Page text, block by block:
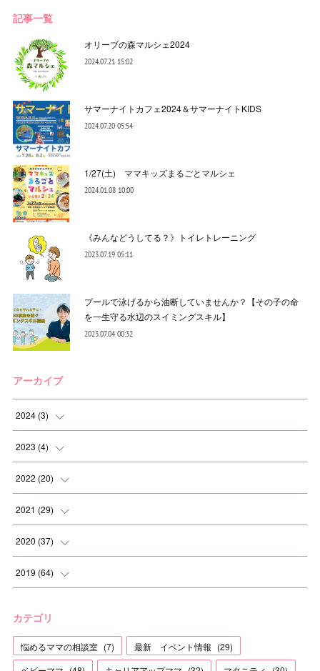
記事一覧
オリーブの森マルシェ2024
2024.07.21 15:02
サマーナイトカフェ2024＆サマーナイトKIDS
2024.07.20 05:54
1/27(土) ママキッズまるごとマルシェ
2024.01.08 10:00
《みんなどうしてる？》トイレトレーニング
2023.07.19 05:11
プールで泳げるから油断していませんか？【その子の命
を一生守る水辺のスイミングスキル】
2023.07.04 00:32
アーカイブ
2024 (3)
( )
(1
2023 (4)
(2
(1
(1
2022 (20)
(1
(1
(3
(1)
2021 (29)
(6
(2
(1)
2020 (37)
(2
(2)
2019 (64)
(12)
カテゴリ
悩めるママの相談室 (7) 最新 イベント情報 (29)